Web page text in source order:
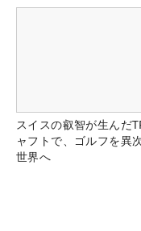
スイスの叡智が生んだ
ャフトで、ゴルフを異
世界へ